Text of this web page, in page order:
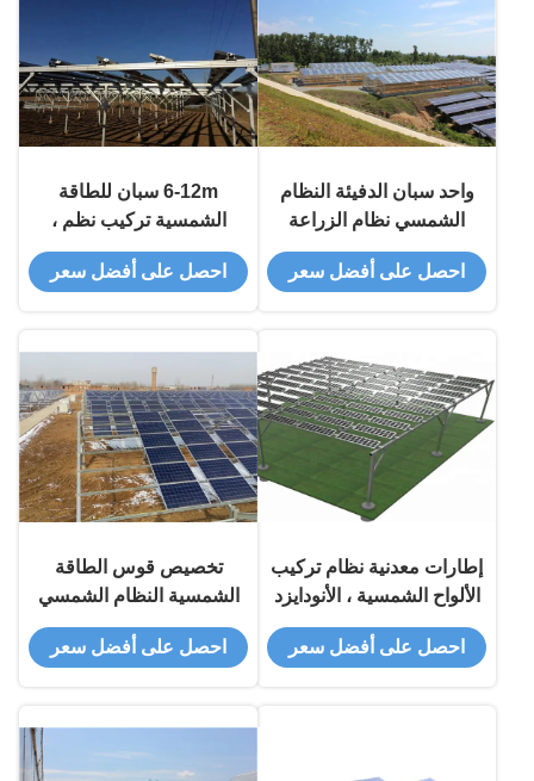
واحد سبان الدفيئة النظام
الشمسي نظام الزراعة
النباتية الدافئة البيت هيكل
معدني
احصل على أفضل سعر
6-12m سبان للطاقة
الشمسية تركيب نظم ،
الألومنيوم الصناعي نظام
تركيب لوحة للطاقة
احصل على أفضل سعر
إطارات معدنية نظام تركيب
الألواح الشمسية ، الأنودايزد
نظم الخلايا الشمسية
الكهروضوئية
احصل على أفضل سعر
تخصيص قوس الطاقة
الشمسية النظام الشمسي
قوس الطاقة مع 1.4KN /
M2 ماكس تحميل الثلوج
احصل على أفضل سعر